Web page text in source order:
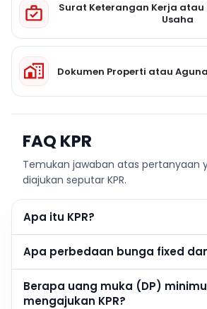
Surat Keterangan Kerja
Usaha
Dokumen Properti atau
FAQ KPR
Temukan jawaban atas pertanyaan
diajukan seputar KPR.
Apa itu KPR?
Apa perbedaan bunga fixed
Berapa uang muka (DP)
mengajukan KPR?